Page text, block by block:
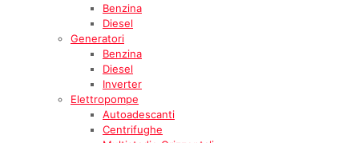
Benzina
Diesel
Generatori
Benzina
Diesel
Inverter
Elettropompe
Autoadescanti
Centrifughe